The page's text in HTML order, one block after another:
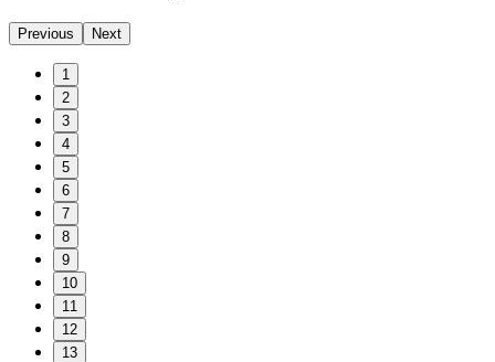
Previous Next
1
2
3
4
5
6
7
8
9
10
11
12
13